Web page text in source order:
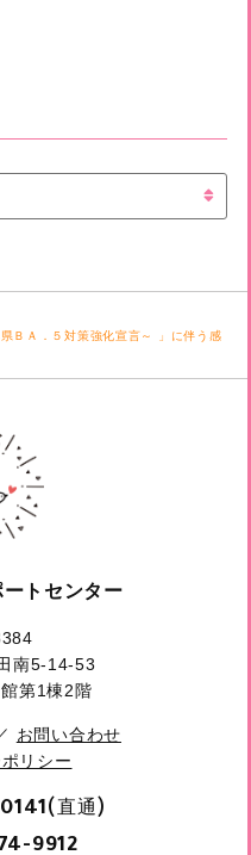
ＢＡ．５対策強化宣言～ 」に伴う感
トセンター
南5-14-53
第1棟2階
お問い合わせ
リシー
(直通)
9912